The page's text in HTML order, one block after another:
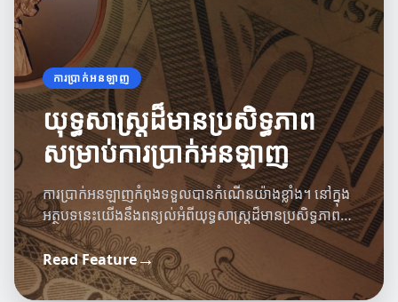
ការប្រាក់អនឡាញ
យុទ្ធសាស្ត្រដ៏មានប្រសិទ្ធភាព
សម្រាប់ការប្រាក់អនឡាញ
ការប្រាក់អនឡាញកំពុងទទួលបានកំណើនយ៉ាងខ្លាំង។ នៅក្នុង
អត្ថបទនេះយើងនឹងពន្យល់អំពីយុទ្ធសាស្ត្រដ៏មានប្រសិទ្ធភាព
ដែលអាចជួយអ្នករកប្រាក់អនឡាញបានយ៉ាងមានប្រសិទ្ធភាព។
Read Feature→
ព័ត៌មាន ការប្រាក់
ការអប់រំហិរញ្ញវត្ថុសម្រាប់យុវជន
ការវាយតម្លៃការប្រាក់
ភាពសំខាន់នៃការវាយតម្លៃប្រាក់ក្នុងការអភិវឌ្ឍន៍ទី
ផ្សារ